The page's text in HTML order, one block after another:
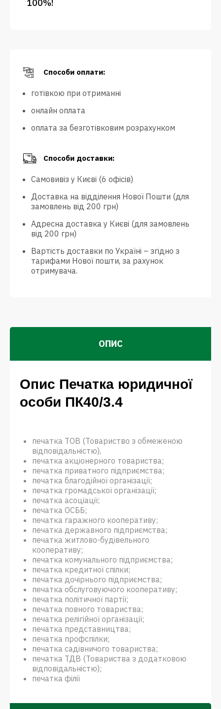
100%!
Способи оплати:
готівкою при отриманні
онлайн оплата
оплата за безготівковим розрахунком
Способи доставки:
Самовивіз у Києві (6 офісів)
Доставка на відділення Нової Пошти (для
замовлень від 200 грн)
Адресна доставка у Києві (для замовлень
від 200 грн)
Вартість доставки по Україні – згідно з
тарифами Нової пошти, за рахунок
отримувача.
ОПИС
Опис Печатка юридичної
особи ПК40/3.4
печатка ТОВ (Товариство з обмеженою
відповідальністю),
печатка акціонерного товариства;
печатка приватного підприємства;
печатка благодійної організації;
печатка громадської організації;
печатка асоціації;
печатка ОСББ;
печатка гаражного кооперативу;
печатка державного підприємства;
печатка житлово-будівельного
кооперативу;
печатка комунального підприємства;
печатка кредитної спілки;
печатка дочірнього підприємства;
печатка обслуговуючого кооперативу;
печатка політичної партії;
печатка повного товариства;
печатка релігійної організації;
печатка представництва;
печатка профспілки;
печатка садівничого товариства;
печатка ТДВ (Товариства з додатковою
відповідальністю);
печатка філії